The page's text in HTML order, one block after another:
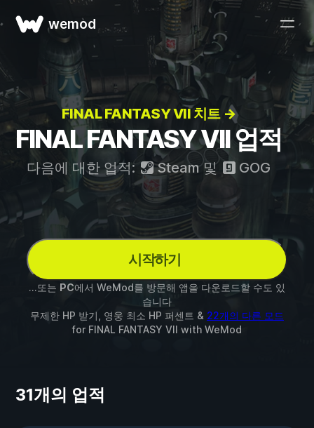
wemod
FINAL FANTASY VII 치트 →
FINAL FANTASY VII 업적
다음에 대한 업적: Steam및 GOG
시작하기
...또는 PC에서 WeMod를 방문해 앱을 다운로드할 수도 있
습니다
무제한 HP 받기, 영웅 최소 HP 퍼센트 & 22개의 다른 모드
for FINAL FANTASY VII with WeMod
31개의 업적